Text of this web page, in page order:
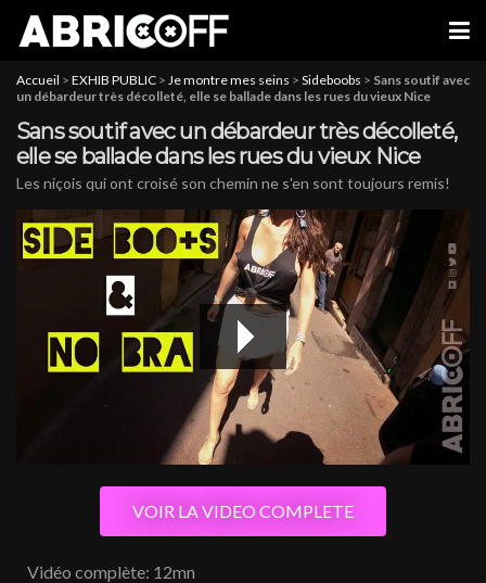
Accueil > EXHIB PUBLIC > Je montre mes seins > Sideboobs > Sans soutif avec
un débardeur très décolleté, elle se ballade dans les rues du vieux Nice
Sans soutif avec un débardeur très décolleté,
elle se ballade dans les rues du vieux Nice
Les niçois qui ont croisé son chemin ne s'en sont toujours remis!
VOIR LA VIDEO COMPLETE
Vidéo complète: 12mn